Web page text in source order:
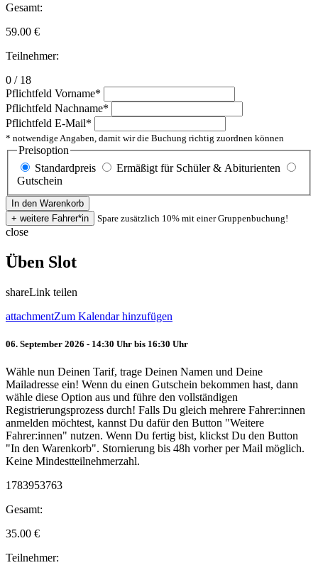
Gesamt:
59.00 €
Teilnehmer:
0 / 18
Pflichtfeld Vorname*
Pflichtfeld Nachname*
Pflichtfeld E-Mail*
* notwendige Angaben, damit wir die Buchung richtig zuordnen können
Preisoption
Standardpreis
Ermäßigt für Schüler & Abiturienten
Gutschein
Spare zusätzlich 10% mit einer Gruppenbuchung!
close
Üben Slot
shareLink teilen
attachmentZum Kalendar hinzufügen
06. September 2026 - 14:30 Uhr bis 16:30 Uhr
Wähle nun Deinen Tarif, trage Deinen Namen und Deine
Mailadresse ein! Wenn du einen Gutschein bekommen hast, dann
wähle diese Option aus und führe den vollständigen
Registrierungsprozess durch! Falls Du gleich mehrere Fahrer:innen
anmelden möchtest, kannst Du dafür den Button "Weitere
Fahrer:innen" nutzen. Wenn Du fertig bist, klickst Du den Button
"In den Warenkorb". Stornierung bis 48h vorher per Mail möglich.
Keine Mindestteilnehmerzahl.
1783953763
Gesamt:
35.00 €
Teilnehmer: